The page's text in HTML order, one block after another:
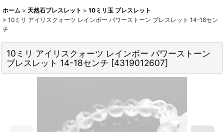
ホーム > 天然石ブレスレット > 10ミリ玉 ブレスレット
> 10ミリ アイリスクォーツ レインボー パワーストーン ブレスレット 14-18セン
チ
10ミリ アイリスクォーツ レインボー パワーストーン
ブレスレット 14-18センチ [4319012607]